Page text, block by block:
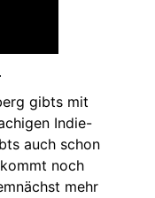
gibts mit
Indie-
auch schon
noch
mehr